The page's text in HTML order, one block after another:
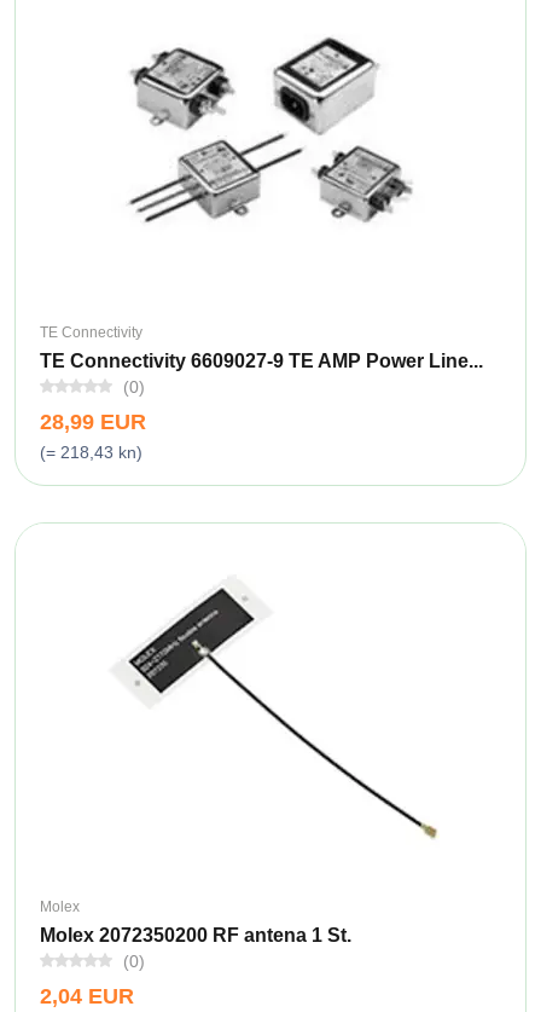
TE Connectivity
TE Connectivity 6609027-9 TE AMP Power Line...
(0)
28,99 EUR
(= 218,43 kn)
Molex
Molex 2072350200 RF antena 1 St.
(0)
2,04 EUR